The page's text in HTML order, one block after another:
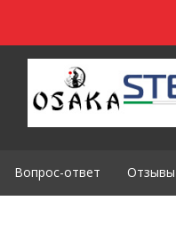
Вопрос-ответ Отзывы